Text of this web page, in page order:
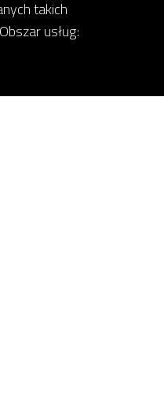
takich
usług: